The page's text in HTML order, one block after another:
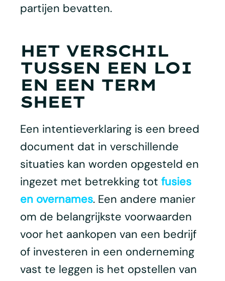
partijen bevatten.
HET VERSCHIL
TUSSEN EEN LOI
EN EEN TERM
SHEET
Een intentieverklaring is een breed
document dat in verschillende
situaties kan worden opgesteld en
ingezet met betrekking tot fusies
en overnames. Een andere manier
om de belangrijkste voorwaarden
voor het aankopen van een bedrijf
of investeren in een onderneming
vast te leggen is het opstellen van